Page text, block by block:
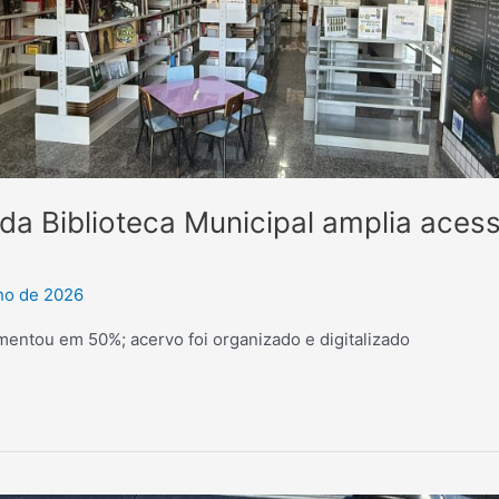
Biblioteca Municipal amplia
de 2026
em 50%; acervo foi organizado e digitalizado